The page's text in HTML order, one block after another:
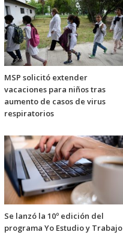
MSP solicitó extender
vacaciones para niños tras
aumento de casos de virus
respiratorios
Se lanzó la 10º edición del
programa Yo Estudio y Trabajo